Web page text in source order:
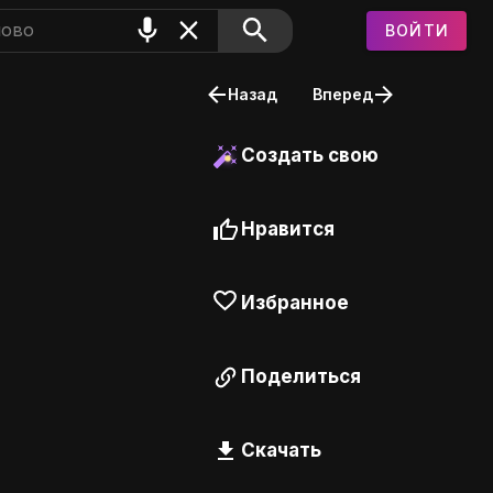
ВОЙТИ
Назад Вперед
Создать свою
Нравится
Избранное
Поделиться
Скачать